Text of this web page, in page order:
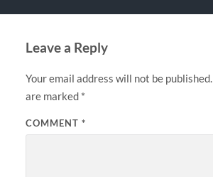
Leave a Reply
Your email address will not be published.
are marked *
COMMENT *